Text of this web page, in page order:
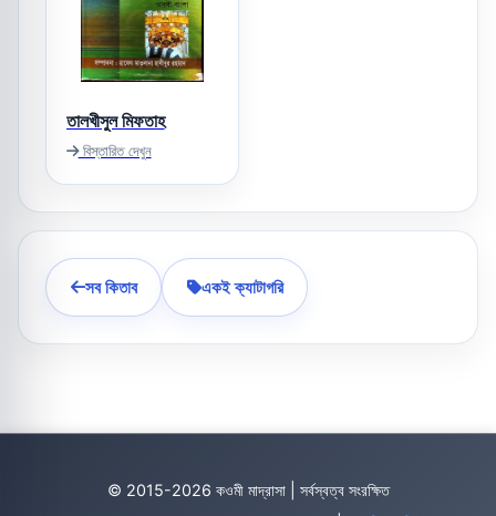
তালখীসুল মিফতাহ
বিস্তারিত দেখুন
সব কিতাব একই ক্যাটাগরি
© 2015-2026 কওমী মাদ্রাসা | সর্বস্বত্ব সংরক্ষিত